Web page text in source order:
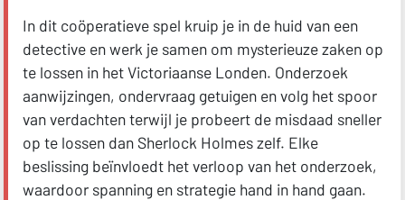
In dit coöperatieve spel kruip je in de huid van een
detective en werk je samen om mysterieuze zaken op
te lossen in het Victoriaanse Londen. Onderzoek
aanwijzingen, ondervraag getuigen en volg het spoor
van verdachten terwijl je probeert de misdaad sneller
op te lossen dan Sherlock Holmes zelf. Elke
beslissing beïnvloedt het verloop van het onderzoek,
waardoor spanning en strategie hand in hand gaan.